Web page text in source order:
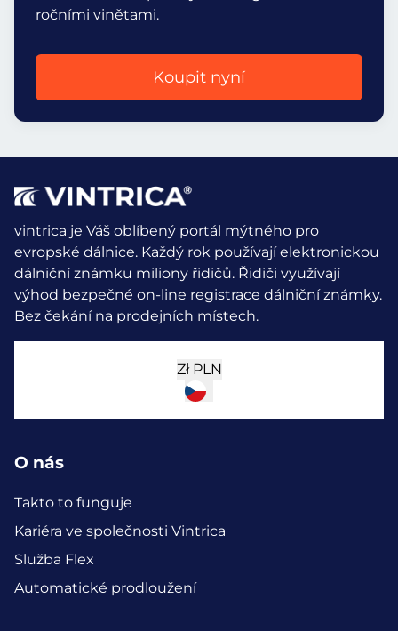
ročními vinětami.
Koupit nyní
vintrica je Váš oblíbený portál mýtného pro
evropské dálnice. Každý rok používají elektronickou
dálniční známku miliony řidičů. Řidiči využívají
výhod bezpečné on-line registrace dálniční známky.
Bez čekání na prodejních místech.
Zł PLN
O nás
Takto to funguje
Kariéra ve společnosti Vintrica
Služba Flex
Automatické prodloužení